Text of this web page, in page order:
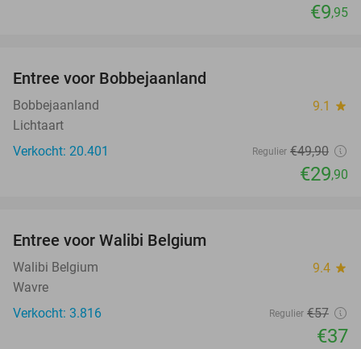
€9,95
Entree voor Bobbejaanland
Bobbejaanland 9.1 star
Lichtaart
Verkocht: 20.401
Regulier €49,90
€29,90
Entree voor Walibi Belgium
Walibi Belgium 9.4 star
Wavre
Verkocht: 3.816
Regulier €57
€37